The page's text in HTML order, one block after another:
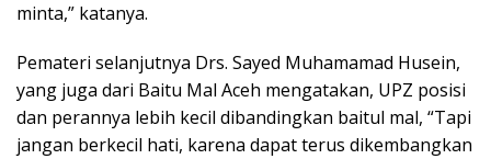
minta,” katanya.
Pemateri selanjutnya Drs. Sayed Muhamamad Husein,
yang juga dari Baitu Mal Aceh mengatakan, UPZ posisi
dan perannya lebih kecil dibandingkan baitul mal, “Tapi
jangan berkecil hati, karena dapat terus dikembangkan